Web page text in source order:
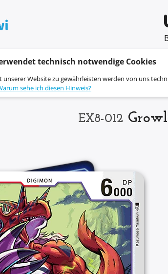
technisch notwendige Cookies
Website zu gewährleisten werden von uns
sehe ich diesen Hinweis?
EX8-012